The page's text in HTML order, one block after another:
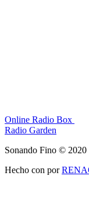
Online Radio Box
Radio Garden
Sonando Fino © 2020
Hecho con por